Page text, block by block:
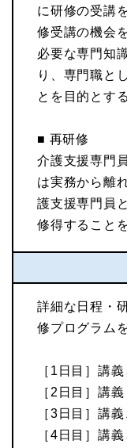
に研修の受講
修受講の機会
必要な専門知
り、専門職と
とを目的とする
■ 再研修
介護支援専門
は実務から離
護支援専門員
修得すること
詳細な日程・
修プログラム
［1日目］講
［2日目］講義
［3日目］講
［4日目］講